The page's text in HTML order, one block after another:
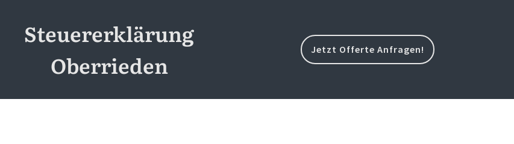
Steuererklärung
Oberrieden
Jetzt Offerte Anfragen!